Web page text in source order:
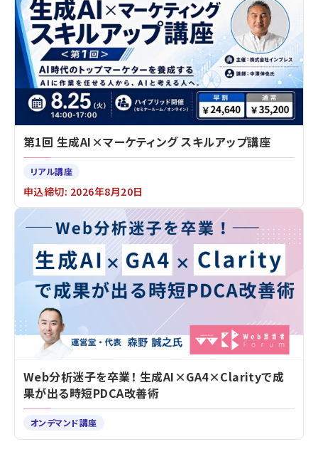
第1回 生成AI×マーケティング スキルアップ講座
リアル講座
申込締切: 2026年8月20日
Web分析迷子を卒業！ 生成AI×GA4×Clarityで成
果が出る時短PDCA改善術
オンデマンド講座